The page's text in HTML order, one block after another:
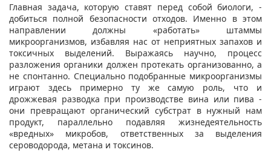
Главная задача, которую ставят перед собой биологи, -
добиться полной безопасности отходов. Именно в этом
направлении должны «работать» штаммы
микроорганизмов, избавляя нас от неприятных запахов и
токсичных выделений. Выражаясь научно, процесс
разложения органики должен протекать организованно, а
не спонтанно. Специально подобранные микроорганизмы
играют здесь примерно ту же самую роль, что и
дрожжевая разводка при производстве вина или пива -
они превращают органический субстрат в нужный нам
продукт, параллельно подавляя жизнедеятельность
«вредных» микробов, ответственных за выделения
сероводорода, метана и токсинов.